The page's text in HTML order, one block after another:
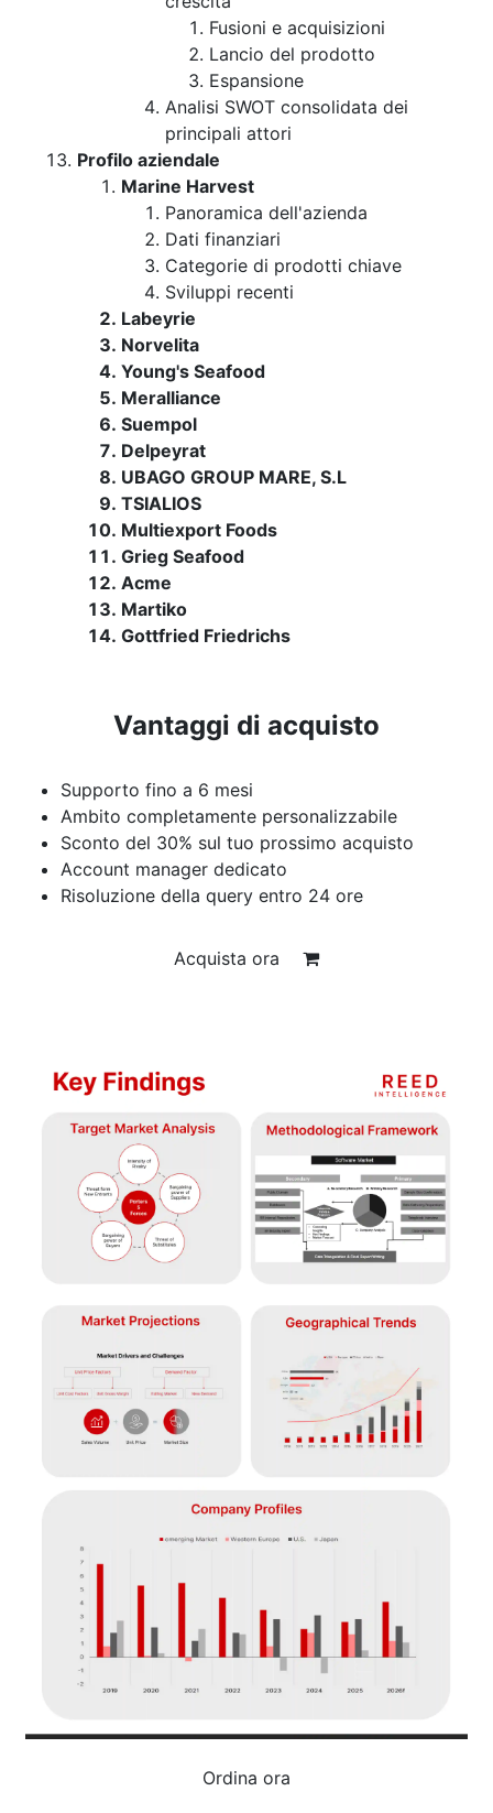
Fusioni e acquisizioni
Lancio del prodotto
Espansione
Analisi SWOT consolidata dei
principali attori
Profilo aziendale
Marine Harvest
Panoramica dell'azienda
Dati finanziari
Categorie di prodotti chiave
Sviluppi recenti
Labeyrie
Norvelita
Young's Seafood
Meralliance
Suempol
Delpeyrat
UBAGO GROUP MARE, S.L
TSIALIOS
Multiexport Foods
Grieg Seafood
Acme
Martiko
Gottfried Friedrichs
Vantaggi di acquisto
Supporto fino a 6 mesi
Ambito completamente personalizzabile
Sconto del 30% sul tuo prossimo acquisto
Account manager dedicato
Risoluzione della query entro 24 ore
Acquista ora
Ordina ora